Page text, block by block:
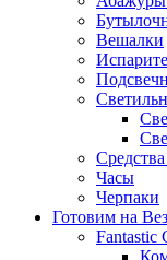
Вешалки
Часы
Черпаки
Готовим на
Fantastic